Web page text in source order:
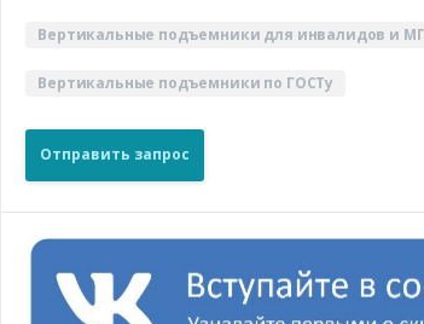
Вертикальные подъемники для инвалидов и
Вертикальные подъемники по ГОСТу
Отправить запрос